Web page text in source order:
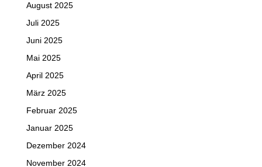
August 2025
Juli 2025
Juni 2025
Mai 2025
April 2025
März 2025
Februar 2025
Januar 2025
Dezember 2024
November 2024